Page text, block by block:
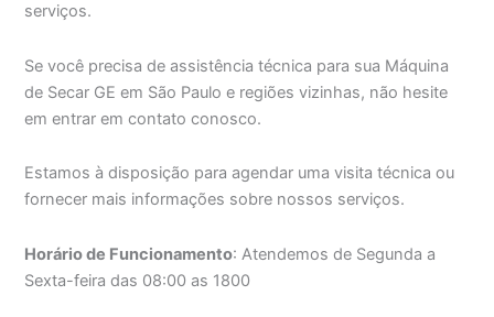
serviços.
Se você precisa de assistência técnica para sua Máquina
de Secar GE em São Paulo e regiões vizinhas, não hesite
em entrar em contato conosco.
Estamos à disposição para agendar uma visita técnica ou
fornecer mais informações sobre nossos serviços.
Horário de Funcionamento: Atendemos de Segunda a
Sexta-feira das 08:00 as 1800